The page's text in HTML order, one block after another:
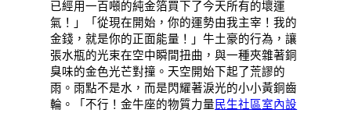
已經用一百噸的純金箔買下了今天所有的壞運
氣！」「從現在開始，你的運勢由我主宰！我的
金錢，就是你的正面能量！」牛土豪的行為，讓
張水瓶的光束在空中瞬間扭曲，與一種夾雜著銅
臭味的金色光芒對撞。天空開始下起了荒謬的
雨。雨點不是水，而是閃耀著淚光的小小黃銅齒
輪。「不行！金牛座的物質力量民生社區室內設